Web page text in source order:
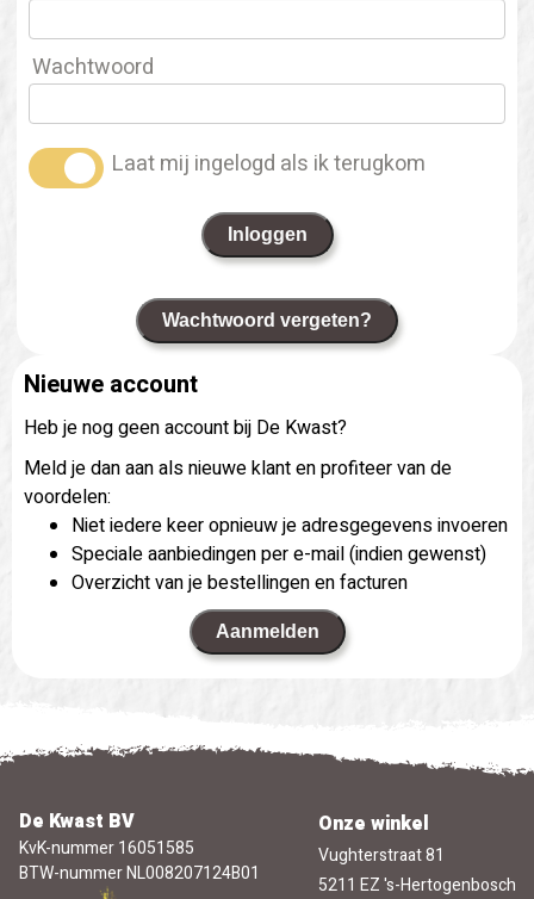
Wachtwoord
Laat mij ingelogd als ik terugkom
Inloggen
Wachtwoord vergeten?
Nieuwe account
Heb je nog geen account bij De Kwast?
Meld je dan aan als nieuwe klant en profiteer van de
voordelen:
Niet iedere keer opnieuw je adresgegevens invoeren
Speciale aanbiedingen per e-mail (indien gewenst)
Overzicht van je bestellingen en facturen
Aanmelden
De Kwast BV
KvK-nummer 16051585
BTW-nummer NL008207124B01
Onze winkel
Vughterstraat 81
5211 EZ 's-Hertogenbosch